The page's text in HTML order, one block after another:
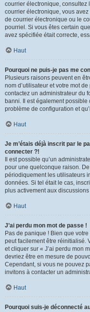
courrier électronique, consultez
courrier électronique, vous
de courrier électronique ou le
pourriel. Si vous êtes certain
avez spécifiée était correcte,
Haut
Pourquoi ne puis-je pas me
Plusieurs raisons peuvent en
nom d’utilisateur et votre mot
contactez un administrateur du
banni. Il est également
problème de configuration et
Haut
Je m’étais déjà inscrit par le
connecter ?!
Il est possible qu’un
pour une quelconque raison.
périodiquement les utilisateurs
données. Si tel était le cas,
plus activement aux
Haut
J’ai perdu mon mot de passe !
Pas de panique ! Bien que
peut facilement être réinitialisé.
et cliquer sur « J’ai perdu mon
devriez être en mesure de
Cependant, si vous ne pouvez
invitons à contacter un
Haut
Pourquoi suis-je déconnecté